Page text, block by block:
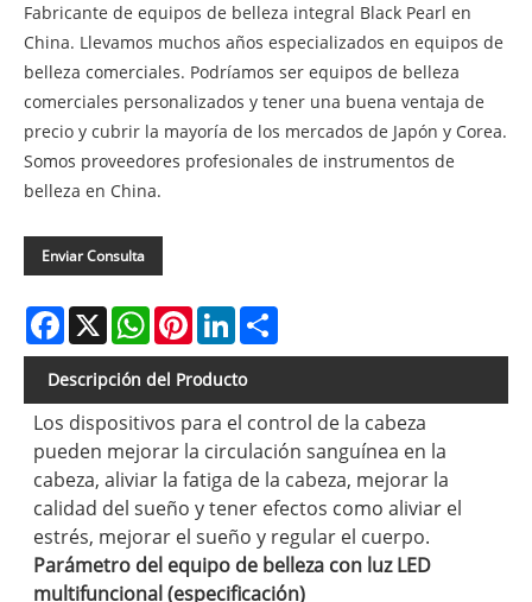
Fabricante de equipos de belleza integral Black Pearl en
China. Llevamos muchos años especializados en equipos de
belleza comerciales. Podríamos ser equipos de belleza
comerciales personalizados y tener una buena ventaja de
precio y cubrir la mayoría de los mercados de Japón y Corea.
Somos proveedores profesionales de instrumentos de
belleza en China.
Enviar Consulta
Facebook
X WhatsAppPinterestLinkedIn
Descripción del Producto
Los dispositivos para el control de la cabeza
pueden mejorar la circulación sanguínea en la
cabeza, aliviar la fatiga de la cabeza, mejorar la
calidad del sueño y tener efectos como aliviar el
estrés, mejorar el sueño y regular el cuerpo.
Parámetro del equipo de belleza con luz LED
multifuncional (especificación)